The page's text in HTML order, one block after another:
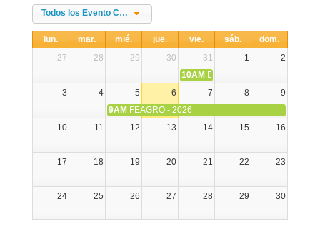
Todos los Evento Categories
lun. mar. mié. jue. vie. sáb.
dom.
27
28 29 30 31 1
2
10AM DIA NACIONAL DE LA
3
4 5 6 7 8
9
9AM FEAGRO - 2026
10
11 12 13 14 15 16
17 18 19 20 21 22 23
24 25 26 27 28 29 30